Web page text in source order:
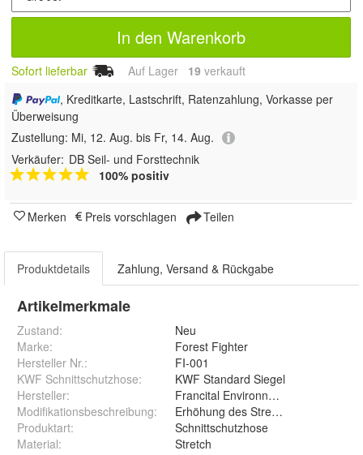
In den Warenkorb
Sofort lieferbar Auf Lager 19 verkauft
, Kreditkarte, Lastschrift, Ratenzahlung, Vorkasse per
Überweisung
Zustellung: Mi, 12. Aug. bis Fr, 14. Aug.
Verkäufer: DB Seil- und Forsttechnik
100% positiv
Merken Preis vorschlagen Teilen
Produktdetails Zahlung, Versand & Rückgabe
Artikelmerkmale
Zustand:
Neu
Marke:
Forest Fighter
Hersteller Nr.:
FI-001
KWF Schnittschutzhose:
KWF Standard Siegel
Hersteller:
Francital Environnement
Modifikationsbeschreibung:
Erhöhung des Stretch-Anteils in der
Produktart:
Schnittschutzhose
Material:
Stretch